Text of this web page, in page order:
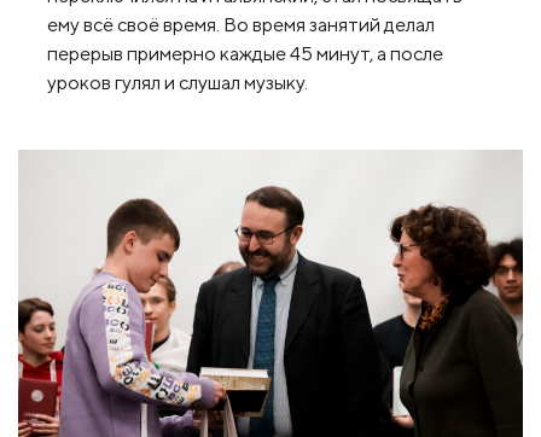
ему всё своё время. Во время занятий делал
перерыв примерно каждые 45 минут, а после
уроков гулял и слушал музыку.